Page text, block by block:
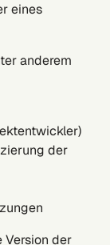
eines
anderem
der
Version der